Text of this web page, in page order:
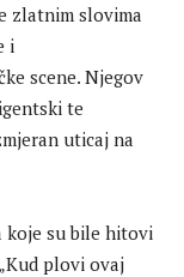
zlatnim slovima
i
scene. Njegov
te
uticaj na
koje su bile hitovi
plovi ovaj